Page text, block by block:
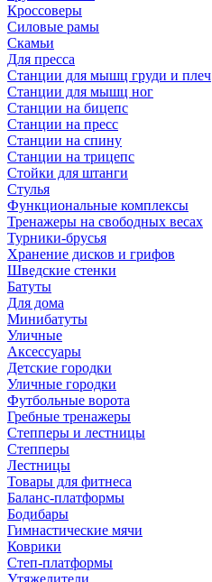
Кроссоверы
Силовые рамы
Скамьи
Для пресса
Станции для мышц груди и плеч
Станции для мышц ног
Станции на бицепс
Станции на пресс
Станции на спину
Станции на трицепс
Стойки для штанги
Стулья
Функциональные комплексы
Тренажеры на свободных весах
Турники-брусья
Хранение дисков и грифов
Шведские стенки
Батуты
Для дома
Минибатуты
Уличные
Аксессуары
Детские городки
Уличные городки
Футбольные ворота
Гребные тренажеры
Степперы и лестницы
Степперы
Лестницы
Товары для фитнеса
Баланс-платформы
Бодибары
Гимнастические мячи
Коврики
Степ-платформы
Утяжелители